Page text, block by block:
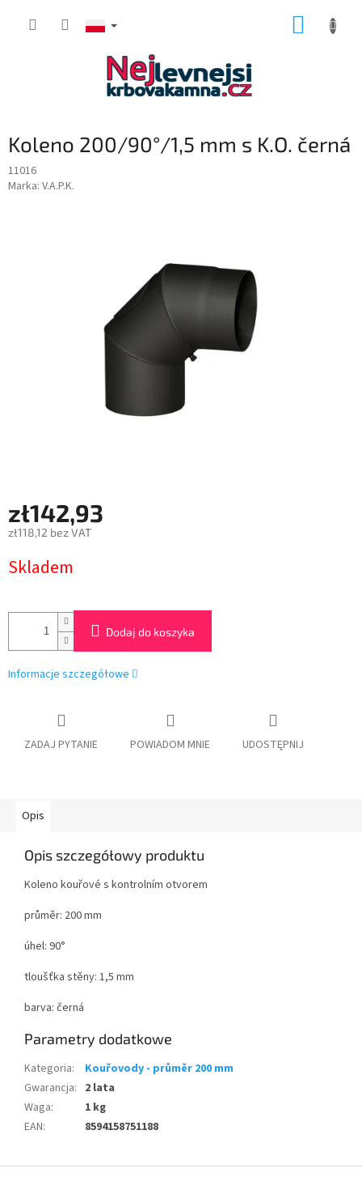
Koleno 200/90°/1,5 mm s K.O. černá
11016
Marka: V.A.P.K.
zł142,93
zł118,12 bez VAT
jednostkowa:
Skladem
Dodaj do koszyka
Informacje szczegółowe
ZADAJ PYTANIE POWIADOM MNIE UDOSTĘPNIJ
Opis
Opis szczegółowy produktu
Koleno kouřové s kontrolním otvorem
průměr: 200 mm
úhel: 90°
tloušťka stěny: 1,5 mm
barva: černá
Parametry dodatkowe
Kategoria:
Kouřovody - průměr 200 mm
Gwarancja: 2 lata
Waga:
1 kg
EAN: 8594158751188